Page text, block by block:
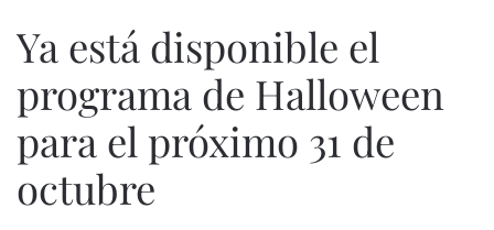
Ya está disponible el
programa de Halloween
para el próximo 31 de
octubre